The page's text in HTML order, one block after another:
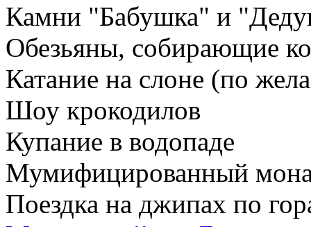
Камни "Бабушка" и
Обезьяны, собирающие
Катание на слоне (по
Шоу крокодилов
Купание в водопаде
Мумифицированный
Поездка на джипах по